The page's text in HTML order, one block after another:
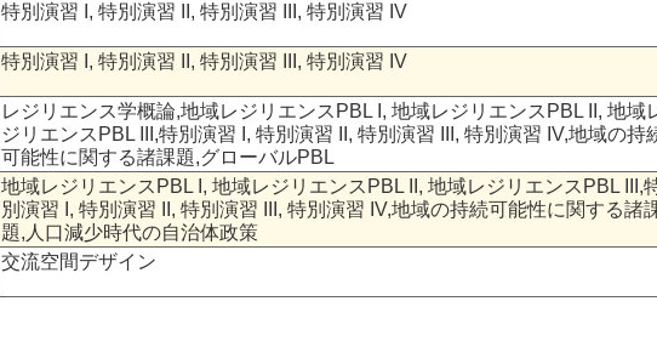
特別演習 I, 特別演習 II, 特別演習 III, 特別演習 IV
特別演習 I, 特別演習 II, 特別演習 III, 特別演習 IV
レジリエンス学概論,地域レジリエンスPBL I, 地域レジリエンスPBL II, 地域
ジリエンスPBL III,特別演習 I, 特別演習 II, 特別演習 III, 特別演習 IV,地域の持
可能性に関する諸課題,グローバルPBL
地域レジリエンスPBL I, 地域レジリエンスPBL II, 地域レジリエンスPBL III,
別演習 I, 特別演習 II, 特別演習 III, 特別演習 IV,地域の持続可能性に関する諸
題,人口減少時代の自治体政策
交流空間デザイン